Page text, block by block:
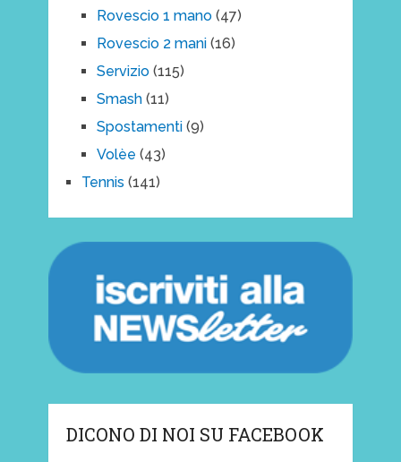
Rovescio 1 mano(47)
Rovescio 2 mani(16)
Servizio(115)
Smash(11)
Spostamenti(9)
Volèe (43)
Tennis (141)
DICONO DI NOI SU FACEBOOK